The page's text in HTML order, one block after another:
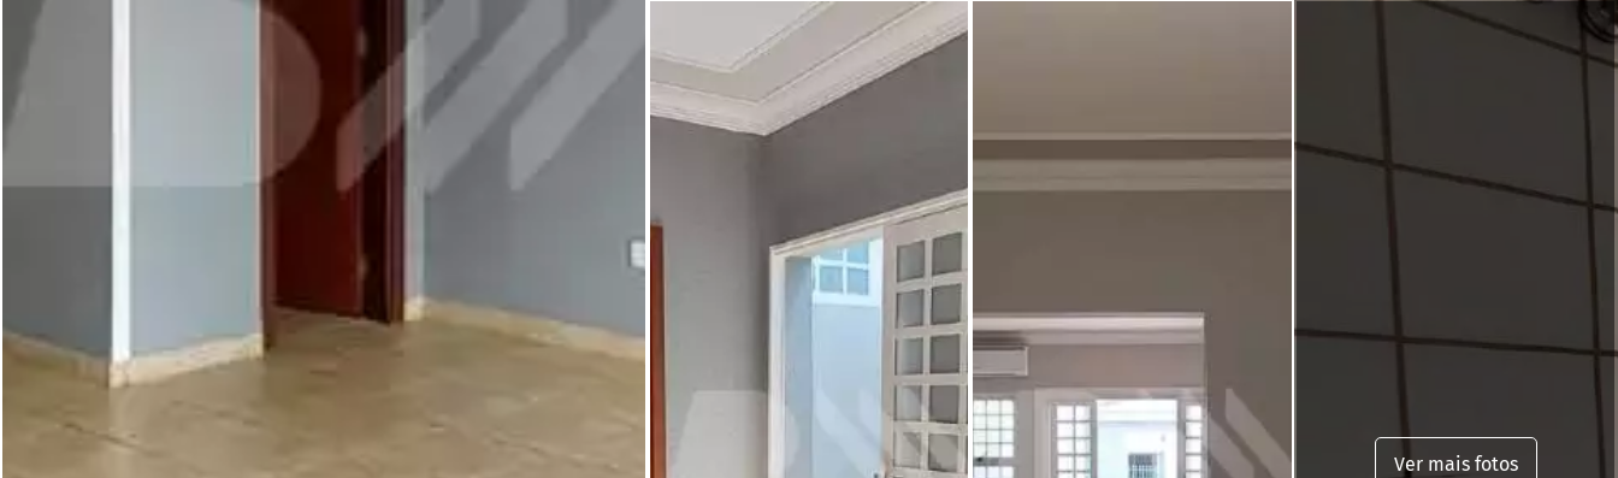
Ver mais fotos